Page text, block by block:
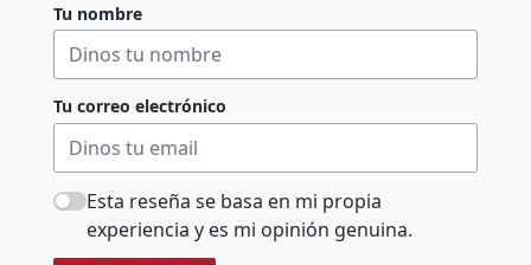
Tu nombre
Tu correo electrónico
Esta reseña se basa en mi propia
experiencia y es mi opinión genuina.